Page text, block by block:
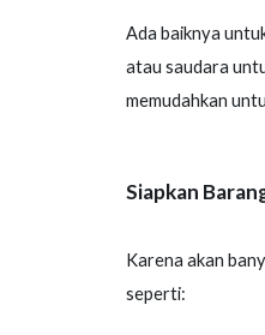
Ada baiknya
atau saudara
memudahkan
Siapkan
Karena akan
seperti: